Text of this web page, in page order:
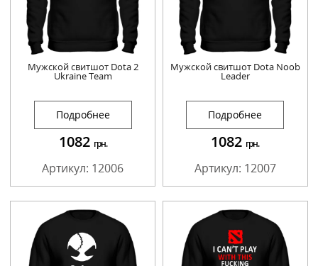
Мужской свитшот Dota 2
Ukraine Team
Подробнее
1082 грн.
Артикул: 12006
Мужской свитшот Dota Noob
Leader
Подробнее
1082 грн.
Артикул: 12007